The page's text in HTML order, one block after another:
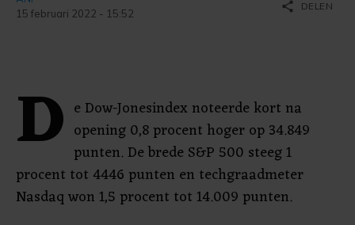
15 februari 2022 - 15:52
share DELEN
D e Dow-Jonesindex noteerde kort na
opening 0,8 procent hoger op 34.849
punten. De brede S&P 500 steeg 1
procent tot 4446 punten en techgraadmeter
Nasdaq won 1,5 procent tot 14.009 punten.